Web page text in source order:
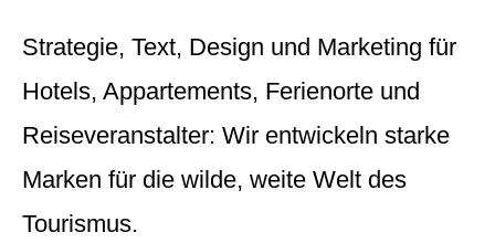
Strategie, Text, Design und Marketing für
Hotels, Appartements, Ferienorte und
Reiseveranstalter: Wir entwickeln starke
Marken für die wilde, weite Welt des
Tourismus.